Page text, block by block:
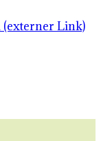
(externer Link)